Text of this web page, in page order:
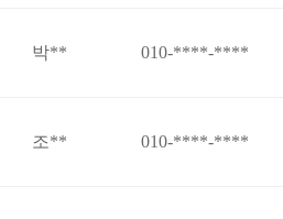
박** 010-****-****
조** 010-****-****